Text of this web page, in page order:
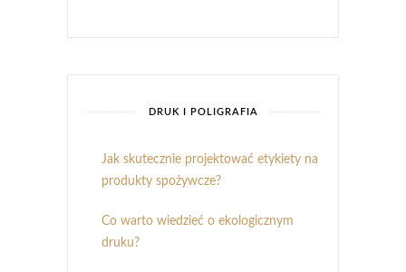
DRUK I POLIGRAFIA
Jak skutecznie projektować etykiety na
produkty spożywcze?
Co warto wiedzieć o ekologicznym
druku?